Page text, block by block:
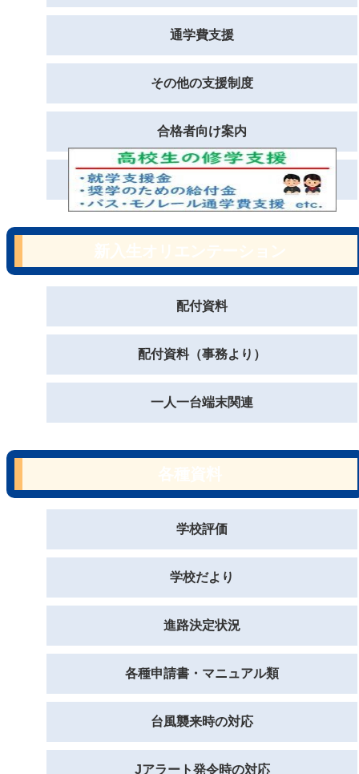
通学費支援
その他の支援制度
合格者向け案内
配付資料
配付資料（事務より）
一人一台端末関連
学校評価
学校だより
進路決定状況
各種申請書・マニュアル類
台風襲来時の対応
Jアラート発令時の対応